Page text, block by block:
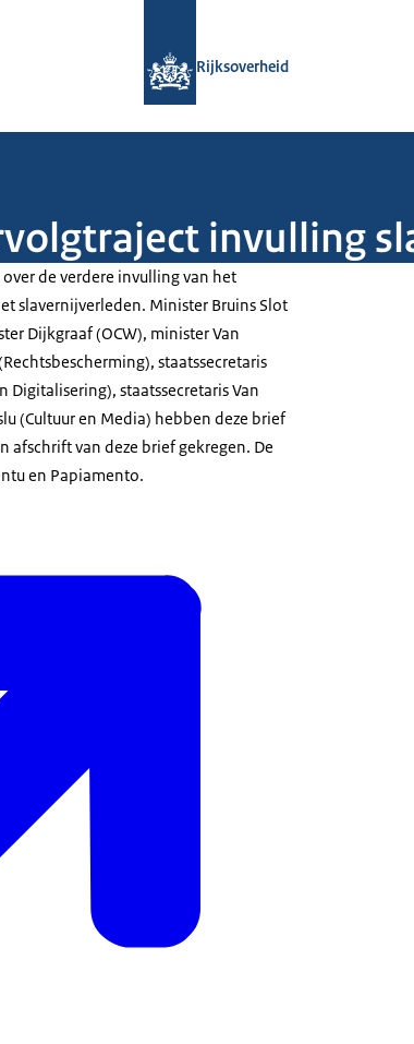
Rijksoverheid
invulling
de verdere invulling van het
slavernijverleden. Minister Bruins Slot
Dijkgraaf (OCW), minister Van
staatssecretaris
staatssecretaris Van
(Cultuur en Media) hebben deze brief
afschrift van deze brief gekregen. De
en Papiamento.